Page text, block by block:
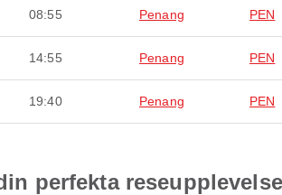
08:55 Penang PEN
14:55 Penang PEN
19:40 Penang PEN
perfekta reseupplevelse